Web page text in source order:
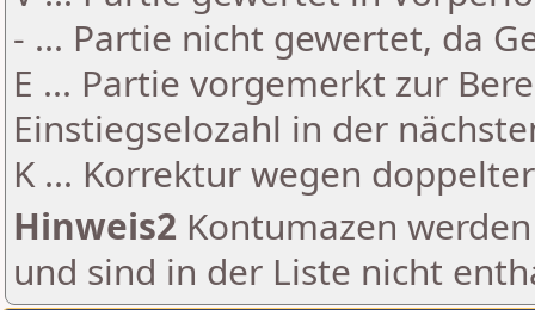
- ... Partie nicht gewertet, da
E ... Partie vorgemerkt zur
Einstiegselozahl in der
K ... Korrektur wegen
Hinweis2 Kontumazen
und sind in der Liste nicht